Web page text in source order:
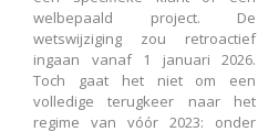
welbepaald project. De
wetswijziging zou retroactief
ingaan vanaf 1 januari 2026.
Toch gaat het niet om een
volledige terugkeer naar het
regime van vóór 2023: onder